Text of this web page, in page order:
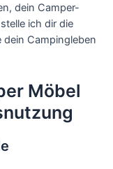
dein Camper-
ich dir die
dein Campingleben
Möbel